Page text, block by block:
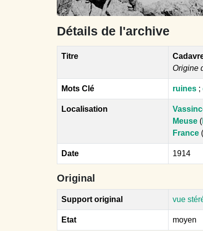
Détails de l'archive
Titre
Origine
Mots Clé ruines ;
Localisation
Meuse (
France (
Date 1914
Original
Support original vue
Etat moyen